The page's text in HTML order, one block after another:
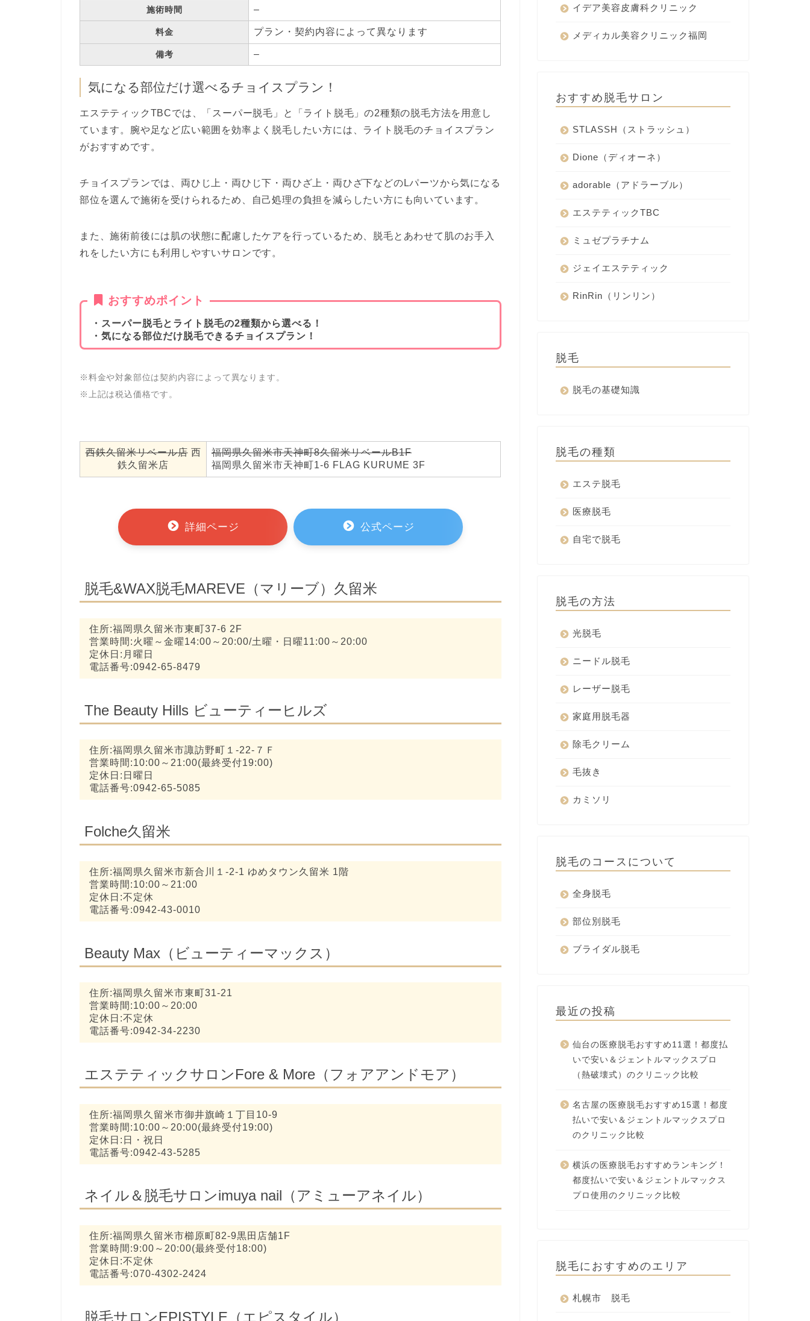
施術時間 –
料金 プラン・契約内容によって異なります
備考 –
気になる部位だけ選べるチョイスプラン！
エステティックTBCでは、「スーパー脱毛」と「ライト脱毛」の2種類の脱毛方法を用意し
ています。腕や足など広い範囲を効率よく脱毛したい方には、ライト脱毛のチョイスプラン
がおすすめです。
チョイスプランでは、両ひじ上・両ひじ下・両ひざ上・両ひざ下などのLパーツから気になる
部位を選んで施術を受けられるため、自己処理の負担を減らしたい方にも向いています。
また、施術前後には肌の状態に配慮したケアを行っているため、脱毛とあわせて肌のお手入
れをしたい方にも利用しやすいサロンです。
おすすめポイント
・スーパー脱毛とライト脱毛の2種類から選べる！
・気になる部位だけ脱毛できるチョイスプラン！
※料金や対象部位は契約内容によって異なります。
※上記は税込価格です。
西鉄久留米リベール店西
鉄久留米店
福岡県久留米市天神町8久留米リベールB1F
福岡県久留米市天神町1-6 FLAG KURUME 3F
詳細ページ 公式ページ
脱毛&WAX脱毛MAREVE（マリーブ）久留米
住所:福岡県久留米市東町37-6 2F
営業時間:火曜～金曜14:00～20:00/土曜・日曜11:00～20:00
定休日:月曜日
電話番号:0942-65-8479
The Beauty Hills ビューティーヒルズ
住所:福岡県久留米市諏訪野町１-22-７Ｆ
営業時間:10:00～21:00(最終受付19:00)
定休日:日曜日
電話番号:0942-65-5085
Folche久留米
住所:福岡県久留米市新合川１-2-1 ゆめタウン久留米 1階
営業時間:10:00～21:00
定休日:不定休
電話番号:0942-43-0010
Beauty Max（ビューティーマックス）
住所:福岡県久留米市東町31-21
営業時間:10:00～20:00
定休日:不定休
電話番号:0942-34-2230
エステティックサロンFore & More（フォアアンドモア）
住所:福岡県久留米市御井旗崎１丁目10-9
営業時間:10:00～20:00(最終受付19:00)
定休日:日・祝日
電話番号:0942-43-5285
ネイル＆脱毛サロンimuya nail（アミューアネイル）
住所:福岡県久留米市櫛原町82-9黒田店舗1F
営業時間:9:00～20:00(最終受付18:00)
定休日:不定休
電話番号:070-4302-2424
脱毛サロンEPISTYLE（エピスタイル）
イデア美容皮膚科クリニック
メディカル美容クリニック福岡
おすすめ脱毛サロン
STLASSH（ストラッシュ）
Dione（ディオーネ）
adorable（アドラーブル）
エステティックTBC
ミュゼプラチナム
ジェイエステティック
RinRin（リンリン）
脱毛
脱毛の基礎知識
脱毛の種類
エステ脱毛
医療脱毛
自宅で脱毛
脱毛の方法
光脱毛
ニードル脱毛
レーザー脱毛
家庭用脱毛器
除毛クリーム
毛抜き
カミソリ
脱毛のコースについて
全身脱毛
部位別脱毛
ブライダル脱毛
最近の投稿
仙台の医療脱毛おすすめ11選！都度払
いで安い＆ジェントルマックスプロ
（熱破壊式）のクリニック比較
名古屋の医療脱毛おすすめ15選！都度
払いで安い＆ジェントルマックスプロ
のクリニック比較
横浜の医療脱毛おすすめランキング！
都度払いで安い＆ジェントルマックス
プロ使用のクリニック比較
脱毛におすすめのエリア
札幌市 脱毛